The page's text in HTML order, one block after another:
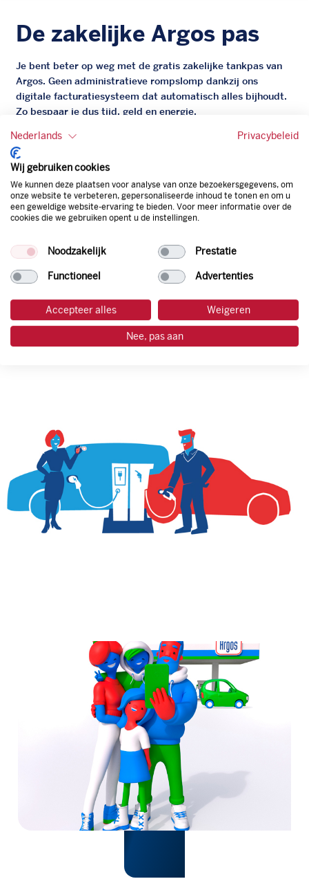
De zakelijke Argos pas
Je bent beter op weg met de gratis zakelijke tankpas van
Argos. Geen administratieve rompslomp dankzij ons
digitale facturatiesysteem dat automatisch alles bijhoudt.
Zo bespaar je dus tijd, geld en energie.
Onze tankpas is super flexibel, zo geniet je van het gemak
van een flexibele limiet, zit je niet vast aan een contract en
bepaal je zelf of er wel of geen andere producten dan
brandstof mee betaalt kunnen worden.
Bovendien profiteer je altijd van een gegarandeerde
korting. Mocht de pompprijs toch lager zijn dan betaal je
van de laagste prijs.
laadpas aanvragen
Nederlands Privacybeleid
Wij gebruiken cookies
We kunnen deze plaatsen voor analyse van onze bezoekersgegevens, om
onze website te verbeteren, gepersonaliseerde inhoud te tonen en om u
een geweldige website-ervaring te bieden. Voor meer informatie over de
cookies die we gebruiken opent u de instellingen.
Noodzakelijk Prestatie
Functioneel Advertenties
Accepteer alles Weigeren
Nee, pas aan